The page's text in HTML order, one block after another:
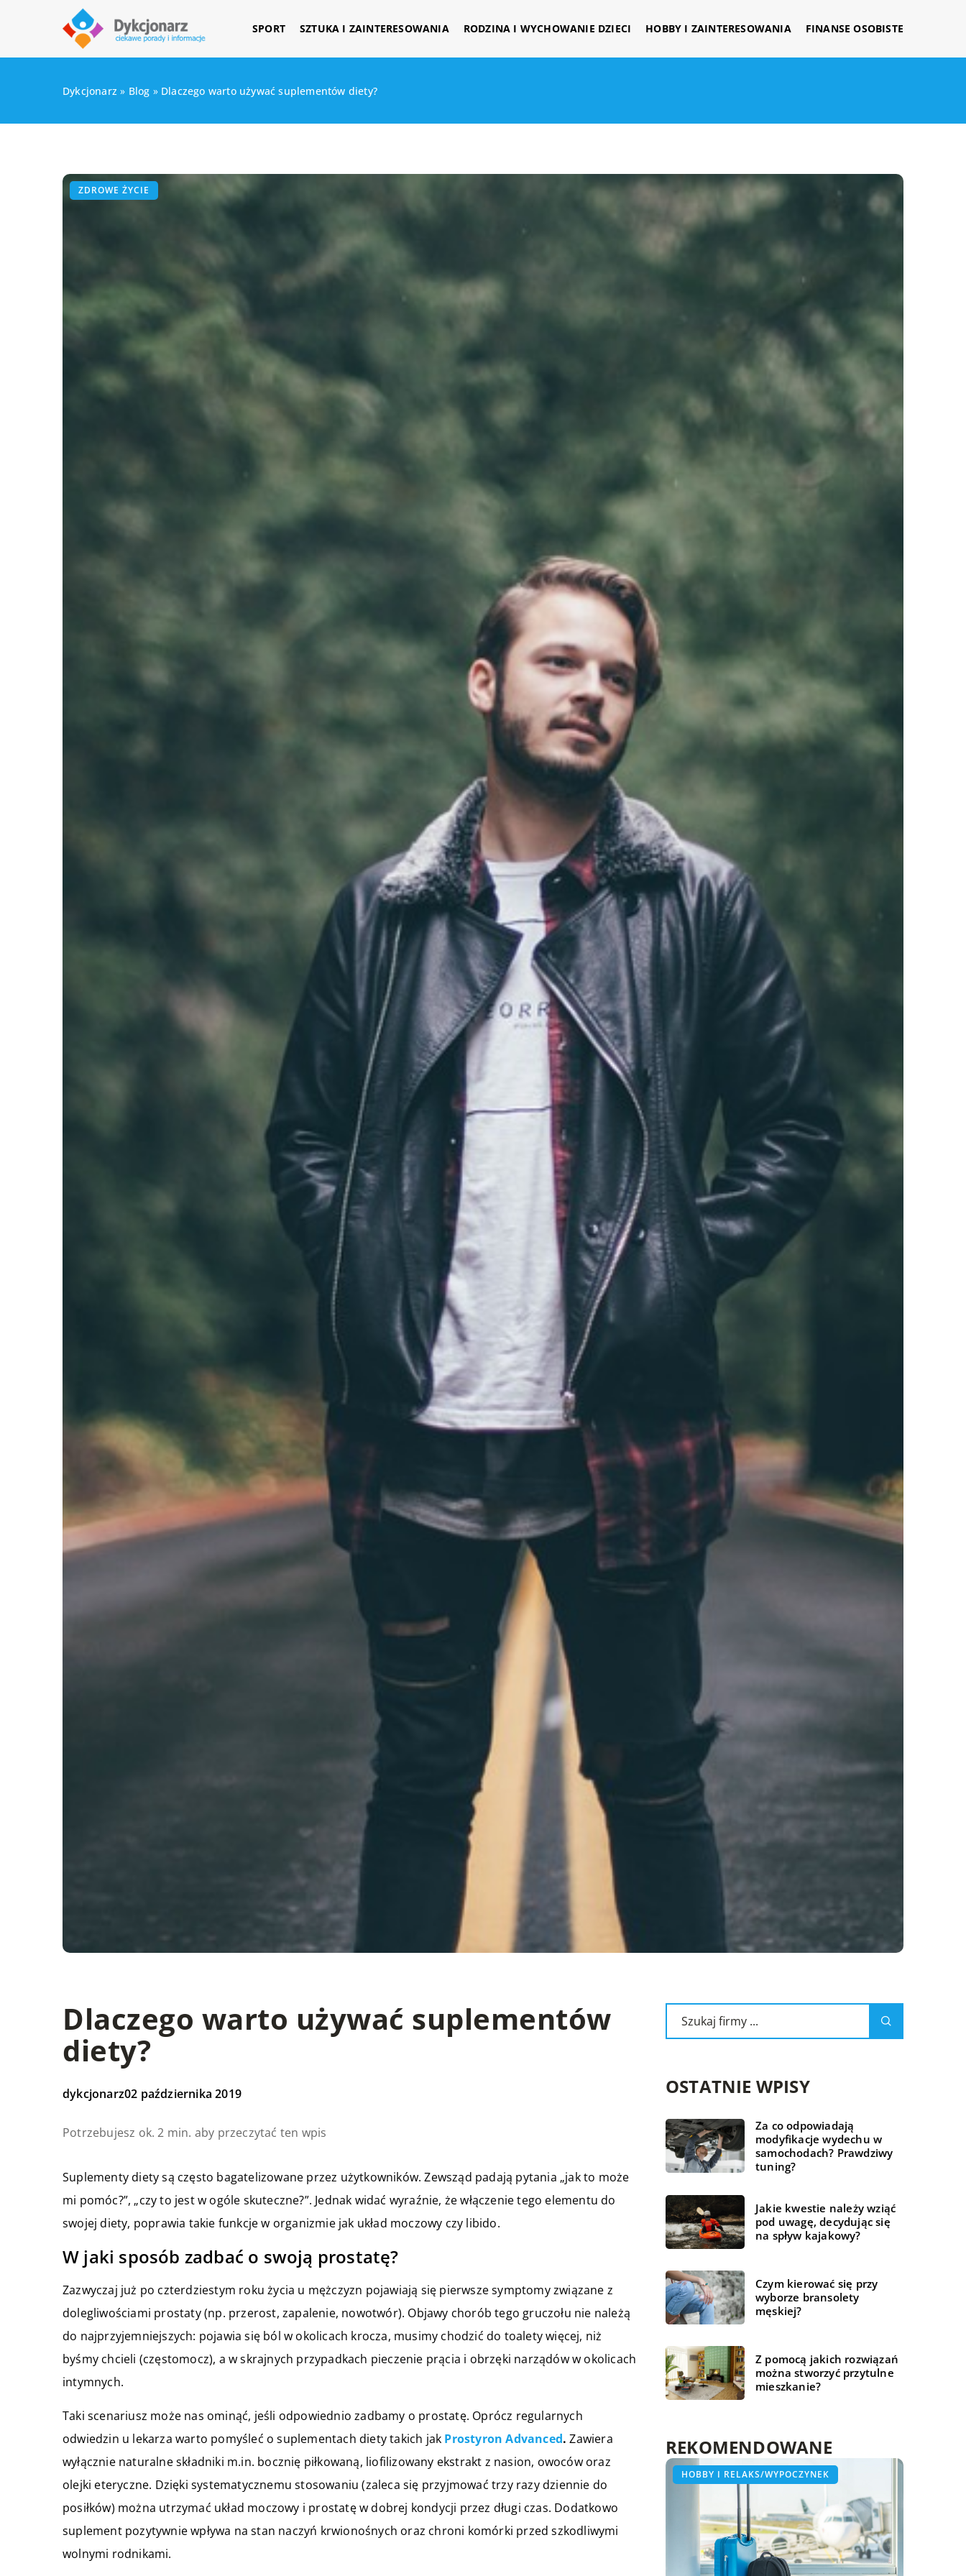
SPORT SZTUKA I ZAINTERESOWANIA RODZINA I WYCHOWANIE DZIECI HOBBY I ZAINTERESOWANIA FINANSE OSOBISTE
Dykcjonarz » Blog » Dlaczego warto używać suplementów diety?
ZDROWE ŻYCIE
Dlaczego warto używać suplementów
diety?
dykcjonarz02 października 2019
Potrzebujesz ok. 2 min. aby przeczytać ten wpis
Suplementy diety są często bagatelizowane przez użytkowników. Zewsząd padają pytania „jak to może
mi pomóc?”, „czy to jest w ogóle skuteczne?”. Jednak widać wyraźnie, że włączenie tego elementu do
swojej diety, poprawia takie funkcje w organizmie jak układ moczowy czy libido.
W jaki sposób zadbać o swoją prostatę?
Zazwyczaj już po czterdziestym roku życia u mężczyzn pojawiają się pierwsze symptomy związane z
dolegliwościami prostaty (np. przerost, zapalenie, nowotwór). Objawy chorób tego gruczołu nie należą
do najprzyjemniejszych: pojawia się ból w okolicach krocza, musimy chodzić do toalety więcej, niż
byśmy chcieli (częstomocz), a w skrajnych przypadkach pieczenie prącia i obrzęki narządów w okolicach
intymnych.
Taki scenariusz może nas ominąć, jeśli odpowiednio zadbamy o prostatę. Oprócz regularnych
odwiedzin u lekarza warto pomyśleć o suplementach diety takich jak Prostyron Advanced.Zawiera
wyłącznie naturalne składniki m.in. bocznię piłkowaną, liofilizowany ekstrakt z nasion, owoców oraz
olejki eteryczne. Dzięki systematycznemu stosowaniu (zaleca się przyjmować trzy razy dziennie do
posiłków) można utrzymać układ moczowy i prostatę w dobrej kondycji przez długi czas. Dodatkowo
suplement pozytywnie wpływa na stan naczyń krwionośnych oraz chroni komórki przed szkodliwymi
wolnymi rodnikami.
OSTATNIE WPISY
Za co odpowiadają
modyfikacje wydechu w
samochodach? Prawdziwy
tuning?
Jakie kwestie należy wziąć
pod uwagę, decydując się
na spływ kajakowy?
Czym kierować się przy
wyborze bransolety
męskiej?
Z pomocą jakich rozwiązań
można stworzyć przytulne
mieszkanie?
REKOMENDOWANE
WSZYSTKO WOKÓŁ DOMU
HOBBY I RELAKS/WYPOCZYNEK
ZDROWE ŻYCIE